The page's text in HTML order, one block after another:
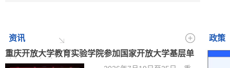
资讯
重庆开放大学教育实验学院参加国家开放大学基层单
位领导干部培训
政策